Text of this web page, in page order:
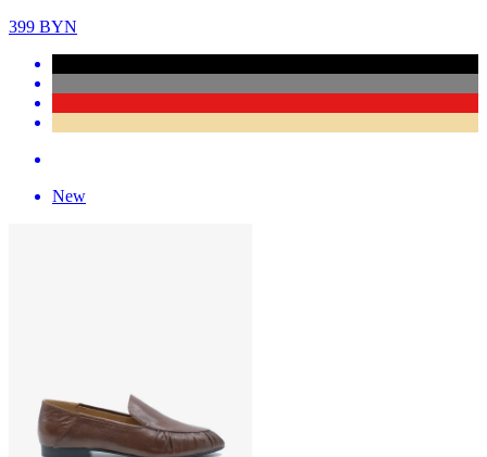
399 BYN
New